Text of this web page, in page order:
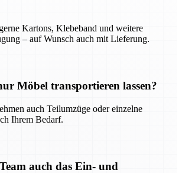
Kartons, Klebeband und weitere
– auf Wunsch auch mit Lieferung.
Möbel transportieren lassen?
auch Teilumzüge oder einzelne
Ihrem Bedarf.
auch das Ein- und